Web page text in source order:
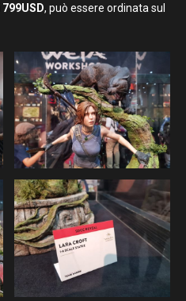
799USD, può essere ordinata sul